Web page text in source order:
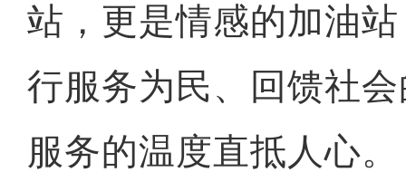
站，更是情感的加油
行服务为民、回馈社
服务的温度直抵人心。